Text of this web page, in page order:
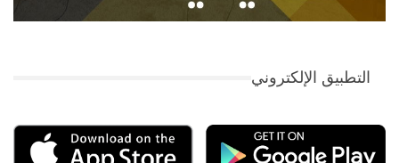
التطبيق الإلكتروني